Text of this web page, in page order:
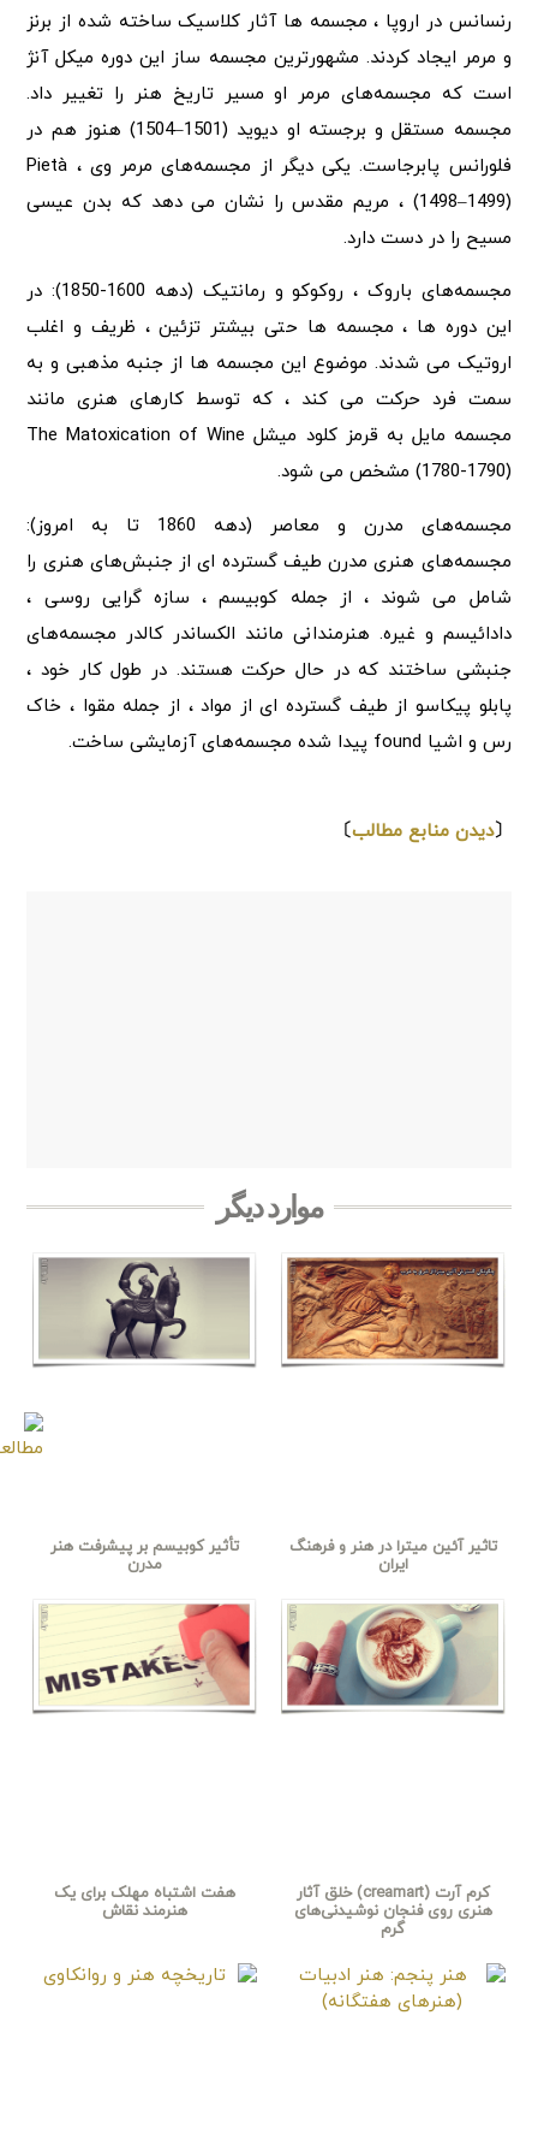
رنسانس در اروپا ، مجسمه ها آثار کلاسیک ساخته شده از برنز
و مرمر ایجاد کردند. مشهورترین مجسمه ساز این دوره میکل آنژ
است که مجسمه‌های مرمر او مسیر تاریخ هنر را تغییر داد.
مجسمه مستقل و برجسته او دیوید (1501–1504) هنوز هم در
فلورانس پابرجاست. یکی دیگر از مجسمه‌های مرمر وی ، Pietà
(1498–1499) ، مریم مقدس را نشان می دهد که بدن عیسی
مسیح را در دست دارد.
مجسمه‌های باروک ، روکوکو و رمانتیک (دهه 1600-1850): در
این دوره ها ، مجسمه ها حتی بیشتر تزئین ، ظریف و اغلب
اروتیک می شدند. موضوع این مجسمه ها از جنبه مذهبی و به
سمت فرد حرکت می کند ، که توسط کارهای هنری مانند
مجسمه مایل به قرمز کلود میشل The Matoxication of Wine
(1780-1790) مشخص می شود.
مجسمه‌های مدرن و معاصر (دهه 1860 تا به امروز):
مجسمه‌های هنری مدرن طیف گسترده ای از جنبش‌های هنری را
شامل می شوند ، از جمله کوبیسم ، سازه گرایی روسی ،
دادائیسم و ​​غیره. هنرمندانی مانند الکساندر کالدر مجسمه‌های
جنبشی ساختند که در حال حرکت هستند. در طول کار خود ،
پابلو پیکاسو از طیف گسترده ای از مواد ، از جمله مقوا ، خاک
رس و اشیا found پیدا شده مجسمه‌های آزمایشی ساخت.
〔دیدن منابع مطالب〕
موارد دیگر
تاثیر آئین میترا در هنر و فرهنگ
ایران
تأثیر کوبیسم بر پیشرفت هنر
مدرن
کرم آرت (creamart) خلق آثار
هنری روی فنجان نوشیدنی‌های
گرم
هفت اشتباه مهلک برای یک
هنرمند نقاش